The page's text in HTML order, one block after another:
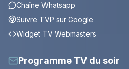
Chaîne Whatsapp
Suivre TVP sur Google
Widget TV Webmasters
Programme TV du soir